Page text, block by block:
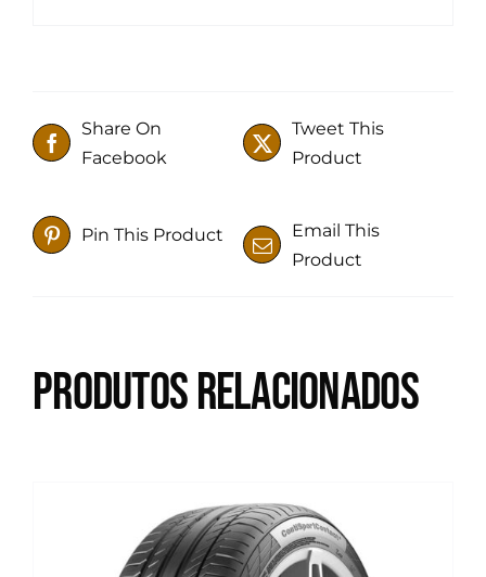
Share On
Facebook
Tweet This
Product
Pin This Product
Email This
Product
Produtos relacionados